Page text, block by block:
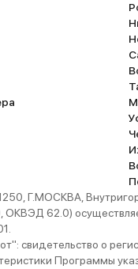
Г.МОСКВА,
62.0) осуществляет
свидетельство о
Программы